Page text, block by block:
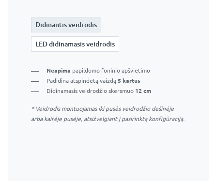
Didinantis veidrodis
LED didinamasis veidrodis
Neapima papildomo foninio apšvietimo
Padidina atspindėtą vaizdą 5 kartus
Didinamasis veidrodžio skersmuo 12 cm
* Veidrodis montuojamas iki pusės veidrodžio dešinėje
arba kairėje pusėje, atsižvelgiant į pasirinktą konfigūraciją.
Didinantis veidrodis
LED didinamasis veidrodis
LED didinamasis veidrodis be jutiklinio jungiklio –
veidrodžio apšvietimas įsijungs kartu su pagrindinio
veidrodžio apšvietimu.
Puikus makiažo sprendimas
Apimapapildomą šviesos žiedąaplink didinamąjį